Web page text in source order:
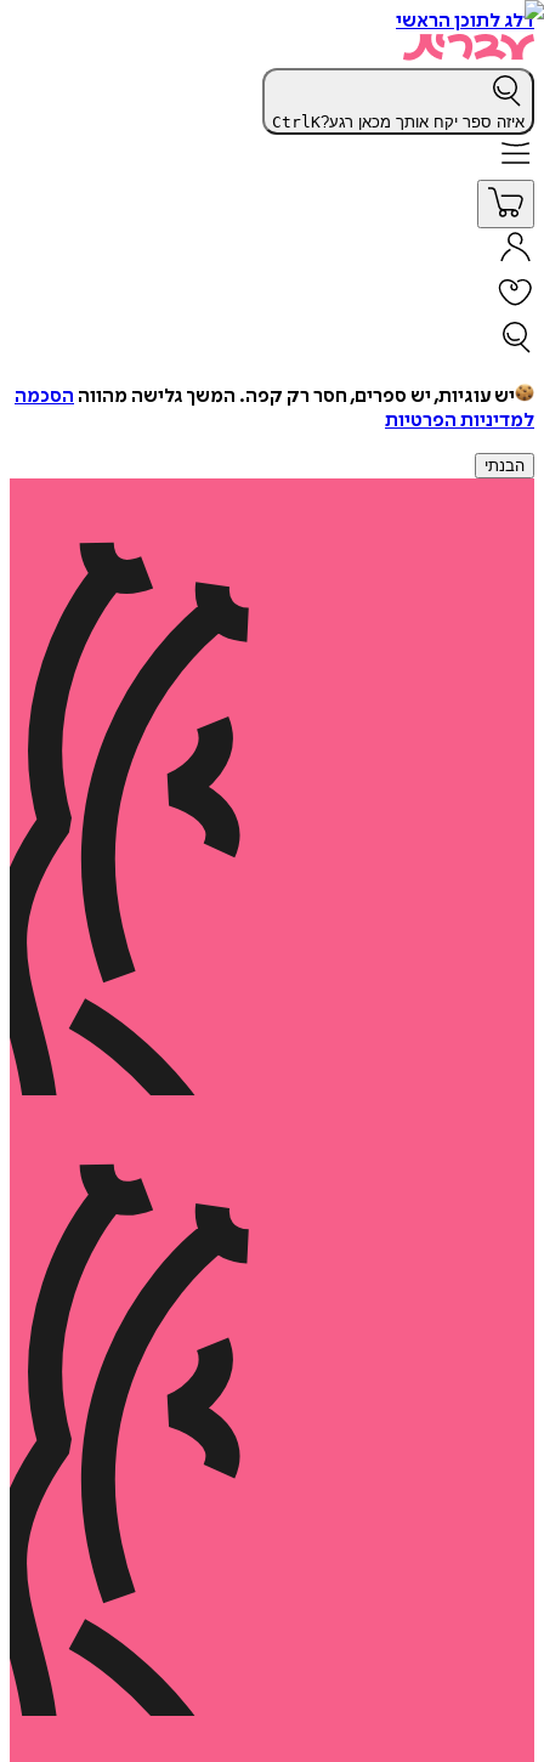
דלג לתוכן הראשי
איזה ספר יקח אותך מכאן רגע? CtrlK
יש עוגיות, יש ספרים, חסר רק קפה. המשך גלישה מהווה הסכמה
למדיניות הפרטיות
הבנתי